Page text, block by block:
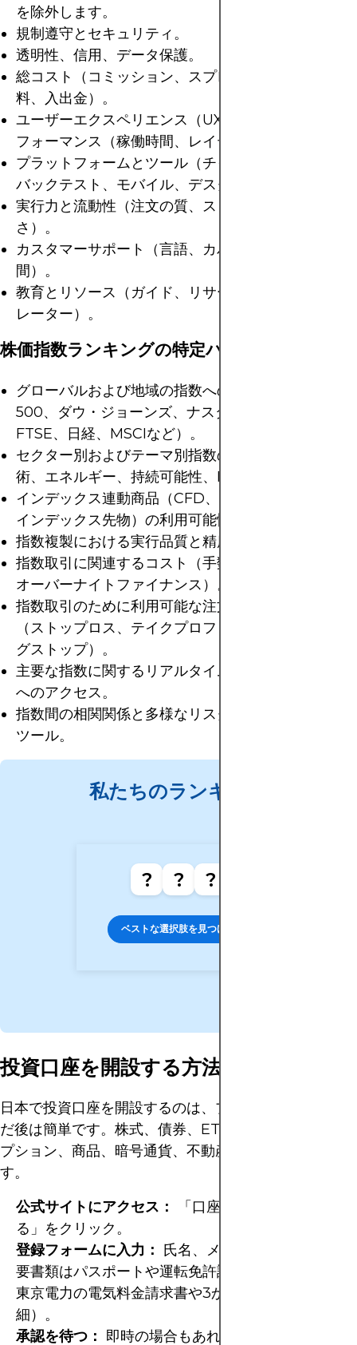
を除外します。
規制遵守とセキュリティ。
透明性、信用、データ保護。
総コスト（コミッション、スプレッド、非取引手数
料、入出金）。
ユーザーエクスペリエンス（UX/UI）、安定性、パ
フォーマンス（稼働時間、レイテンシー）。
プラットフォームとツール（チャート、アラート、
バックテスト、モバイル、デスクトップ、API）。
実行力と流動性（注文の質、スリッページ、深
さ）。
カスタマーサポート（言語、カバー率、応答時
間）。
教育とリソース（ガイド、リサーチ、デモ、シミュ
レーター）。
株価指数ランキングの特定パラメーター
グローバルおよび地域の指数へのアクセス（S&P
500、ダウ・ジョーンズ、ナスダック、DAX、
FTSE、日経、MSCIなど）。
セクター別およびテーマ別指数のカバレッジ（技
術、エネルギー、持続可能性、ESG）。
インデックス連動商品（CFD、インデックスETF、
インデックス先物）の利用可能性。
指数複製における実行品質と精度。
指数取引に関連するコスト（手数料、スプレッド、
オーバーナイトファイナンス）。
指数取引のために利用可能な注文タイプとツール
（ストップロス、テイクプロフィット、トレーリン
グストップ）。
主要な指数に関するリアルタイムデータと市場深度
へのアクセス。
指数間の相関関係と多様なリスク管理のための分析
ツール。
私たちのランキング
? ? ?
ベストな選択肢を見つける
投資口座を開設する方法
日本で投資口座を開設するのは、プロバイダーを選ん
だ後は簡単です。株式、債券、ETF、先物、指数、オ
プション、商品、暗号通貨、不動産に対応していま
す。
公式サイトにアクセス：
「口座開設」または「始め
る」をクリック。
登録フォームに入力： 氏名、メール、電話、国。必
要書類はパスポートや運転免許証、住所証明（例：
東京電力の電気料金請求書や3か月以内の銀行明
細）。
承認を待つ： 即時の場合もあれば、数日かかること